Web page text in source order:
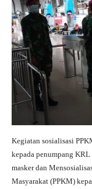
Kegiatan sosialisasi
kepada penumpang
masker dan
Masyarakat (PPKM)